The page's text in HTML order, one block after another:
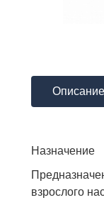
Бесплатная
Описание
Назначение
взрослого